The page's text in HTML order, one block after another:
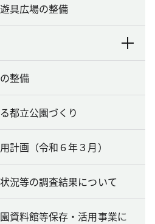
具広場の整備
整備
都立公園づくり
計画（令和６年３月）
況等の調査結果について
資料館等保存・活用事業に